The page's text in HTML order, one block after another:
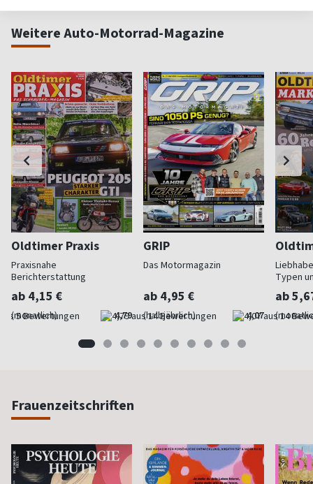
Weitere Auto-Motorrad-Magazine
Oldtimer Praxis
Praxisnahe
Berichterstattung
ab 4,15 €
(monatlich) 4,79
GRIP
Das Motormagazin
ab 4,95 €
(halbjährlich) 4,07
Typen
ab
Frauenzeitschriften